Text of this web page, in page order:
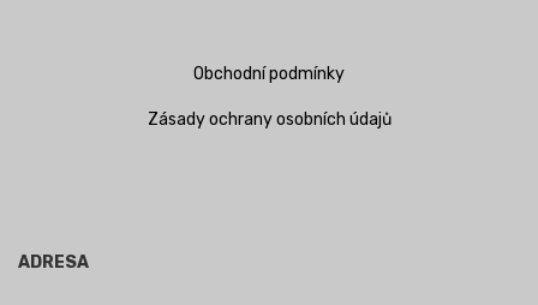
Obchodní podmínky
Zásady ochrany osobních údajů
ADRESA